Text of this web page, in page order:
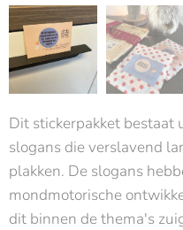
Dit stickerpakket bestaat
slogans die verslavend
plakken. De slogans
mondmotorische
dit binnen de thema's